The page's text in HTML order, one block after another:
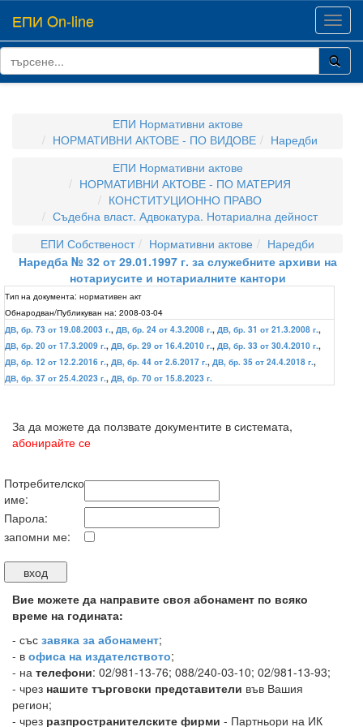
ЕПИ On-line
ЕПИ Нормативни актове
НОРМАТИВНИ АКТОВЕ - ПО ВИДОВЕ
Наредби
ЕПИ Нормативни актове
НОРМАТИВНИ АКТОВЕ - ПО МАТЕРИЯ
КОНСТИТУЦИОННО ПРАВО
Съдебна власт. Адвокатура. Нотариална дейност
ЕПИ Собственост
Нормативни актове
Наредби
Наредба № 32 от 29.01.1997 г. за служебните архиви на
нотариусите и нотариалните кантори
Тип на документа: нормативен акт
Обнародван/Публикуван на: 2008-03-04
ДВ, бр. 73 от 19.08.2003 г., ДВ, бр. 24 от 4.3.2008 г., ДВ, бр. 31 от 21.3.2008 г.,
ДВ, бр. 20 от 17.3.2009 г., ДВ, бр. 29 от 16.4.2010 г., ДВ, бр. 33 от 30.4.2010 г.,
ДВ, бр. 12 от 12.2.2016 г., ДВ, бр. 44 от 2.6.2017 г., ДВ, бр. 35 от 24.4.2018 г.,
ДВ, бр. 37 от 25.4.2023 г., ДВ, бр. 70 от 15.8.2023 г.
За да можете да ползвате документите в системата,
абонирайте се
Потребителско
име:
Парола:
запомни ме:
Вие можете да направите своя абонамент по всяко
време на годината:
- със завяка за абонамент;
- в офиса на издателството;
- на телефони: 02/981-13-76; 088/240-03-10; 02/981-13-93;
- чрез нашите търговски представители във Вашия
регион;
- чрез разпространителските фирми - Партньори на ИК